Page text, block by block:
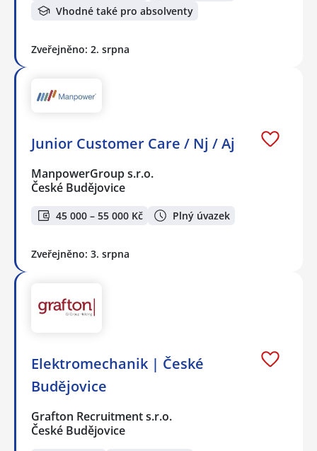
Vhodné také pro absolventy
Zveřejněno: 2. srpna
Junior Customer Care / Nj / Aj
ManpowerGroup s.r.o.
České Budějovice
45 000 – 55 000 Kč Plný úvazek
Zveřejněno: 3. srpna
Elektromechanik | České
Budějovice
Grafton Recruitment s.r.o.
České Budějovice